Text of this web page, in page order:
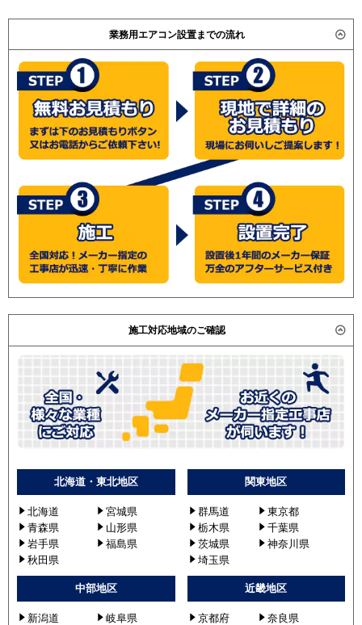
業務用エアコン設置までの流れ
施工対応地域のご確認
北海道・東北地区
北海道
宮城県
青森県
山形県
岩手県
福島県
秋田県
関東地区
群馬道
東京都
栃木県
千葉県
茨城県
神奈川県
埼玉県
中部地区
新潟道
岐阜県
近畿地区
京都府
奈良県